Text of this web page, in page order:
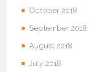
October 2018
September 2018
August 2018
July 2018